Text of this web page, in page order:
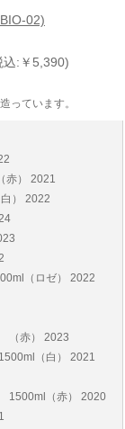
02)
:￥5,390)
っています。
） 2021
） 2022
（ロゼ） 2022
赤） 2023
（白） 2021
（赤） 2020